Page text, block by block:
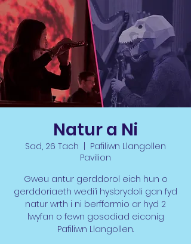
Natur a Ni
Sad, 26 Tach
Pafiliwn Llangollen
Pavilion
Gweu antur gerddorol eich hun o
gerddoriaeth wedi’i hysbrydoli gan fyd
natur wrth i ni berfformio ar hyd 2
lwyfan o fewn gosodiad eiconig
Pafiliwn Llangollen.